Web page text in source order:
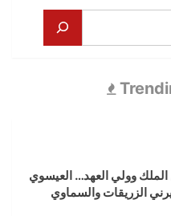
الملك وولي العهد… العيسوي
الزريقات والسماوي